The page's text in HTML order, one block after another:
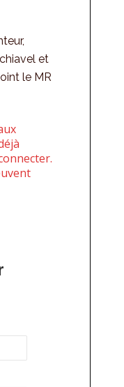
et
le MR